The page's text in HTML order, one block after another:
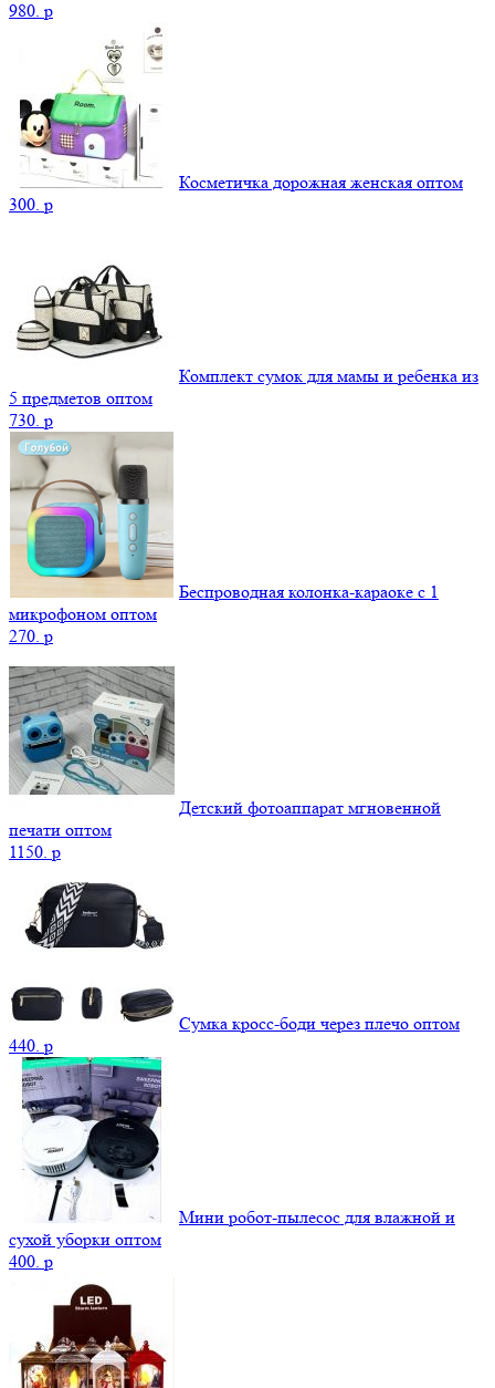
980. p
Косметичка дорожная женская оптом
300. p
Комплект сумок для мамы и ребенка из
5 предметов оптом
730. p
Беспроводная колонка-караоке с 1
микрофоном оптом
270. p
Детский фотоаппарат мгновенной
печати оптом
1150. p
Сумка кросс-боди через плечо оптом
440. p
Мини робот-пылесос для влажной и
сухой уборки оптом
400. p